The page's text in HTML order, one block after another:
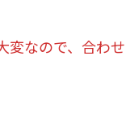
なので、合わ